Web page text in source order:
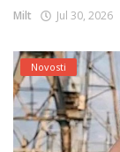
Milt Jul 30, 2026
Novosti